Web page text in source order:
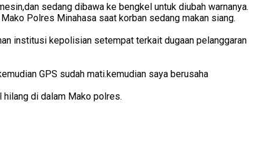
sedang dibawa ke bengkel untuk diubah warnanya.
Polres Minahasa saat korban sedang makan siang.
institusi kepolisian setempat terkait dugaan pelanggaran
GPS sudah mati.kemudian saya berusaha
hilang di dalam Mako polres.